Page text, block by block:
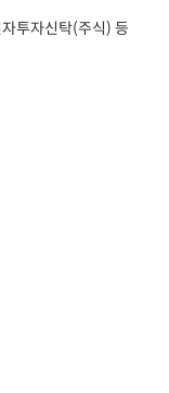
투자신탁(주식) 등